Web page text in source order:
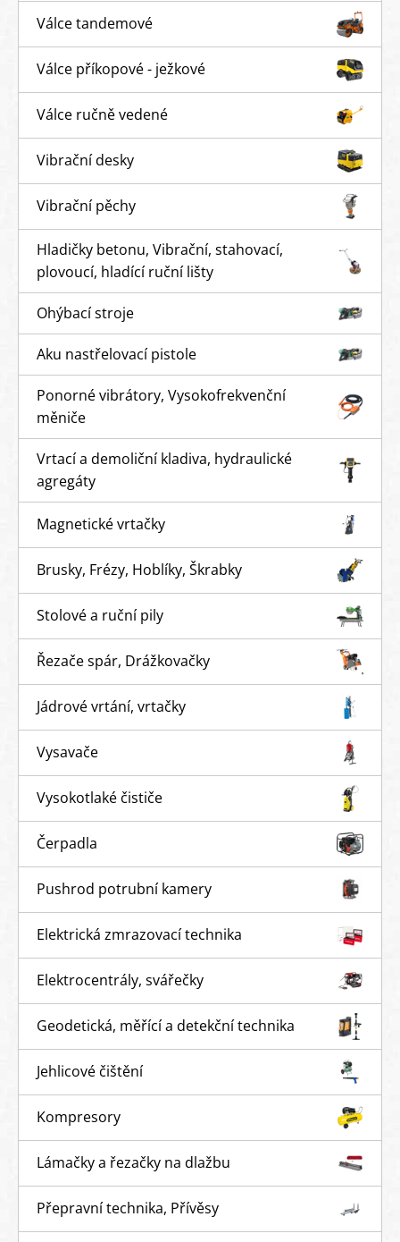
Válce tandemové
Válce příkopové - ježkové
Válce ručně vedené
Vibrační desky
Vibrační pěchy
Hladičky betonu, Vibrační, stahovací,
plovoucí, hladící ruční lišty
Ohýbací stroje
Aku nastřelovací pistole
Ponorné vibrátory, Vysokofrekvenční
měniče
Vrtací a demoliční kladiva, hydraulické
agregáty
Magnetické vrtačky
Brusky, Frézy, Hoblíky, Škrabky
Stolové a ruční pily
Řezače spár, Drážkovačky
Jádrové vrtání, vrtačky
Vysavače
Vysokotlaké čističe
Čerpadla
Pushrod potrubní kamery
Elektrická zmrazovací technika
Elektrocentrály, svářečky
Geodetická, měřící a detekční technika
Jehlicové čištění
Kompresory
Lámačky a řezačky na dlažbu
Přepravní technika, Přívěsy